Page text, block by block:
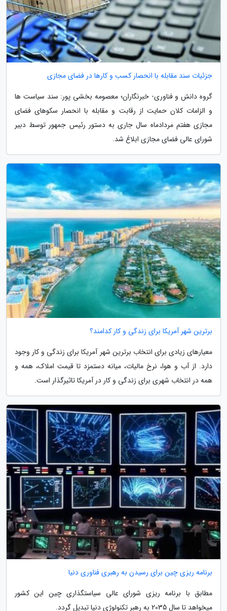
جزئیات سند مقابله با انحصار کسب و کارها در فضای مجازی
گروه دانش و فناوری- خبرنگاران؛ معصومه بخشی پور: سند سیاست ها
و الزامات کلان حمایت از رقابت و مقابله با انحصار سکوهای فضای
مجازی هفتم مردادماه سال جاری به دستور رئیس جمهور توسط دبیر
شورای عالی فضای مجازی ابلاغ شد.
برترین شهر آمریکا برای زندگی و کار کدامند؟
معیارهای زیادی برای انتخاب برترین شهر آمریکا برای زندگی و کار وجود
دارد. از آب و هوا، نرخ مالیات، میانه دستمزد تا قیمت املاک، همه و
همه در انتخاب شهری برای زندگی و کار در آمریکا تاثیرگذار است.
برنامه ریزی چین برای رسیدن به رهبری فناوری دنیا
مطابق با برنامه ریزی شورای عالی سیاستگذاری چین این کشور
میخواهد تا سال 2035 به رهبر تکنولوژی دنیا تبدیل گردد.